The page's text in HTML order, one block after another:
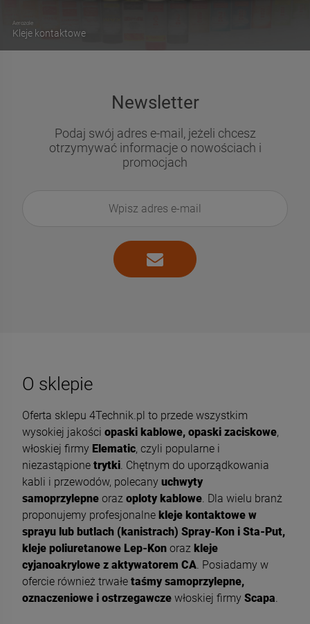
Aerozole
Kleje kontaktowe
Newsletter
Podaj swój adres e-mail, jeżeli chcesz
otrzymywać informacje o nowościach i
promocjach
O sklepie
Oferta sklepu 4Technik.pl to przede wszystkim
wysokiej jakości opaski kablowe, opaski zaciskowe,
włoskiej firmy Elematic, czyli popularne i
niezastąpione trytki. Chętnym do uporządkowania
kabli i przewodów, polecany uchwyty
samoprzylepne oraz oploty kablowe. Dla wielu branż
proponujemy profesjonalne kleje kontaktowe w
sprayu lub butlach (kanistrach) Spray-Kon i Sta-Put,
kleje poliuretanowe Lep-Kon oraz kleje
cyjanoakrylowe z aktywatorem CA. Posiadamy w
ofercie również trwałe taśmy samoprzylepne,
oznaczeniowe i ostrzegawcze włoskiej firmy Scapa.